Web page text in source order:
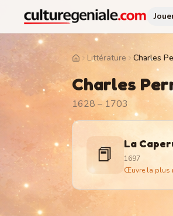
HomeLittérature Charles
Charles
1628 – 1703
📕 La
1697
Œuvre la plus